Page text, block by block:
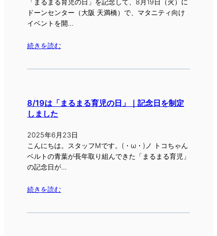
「まるまる育児の日」を記念して、8月19日（火）に
ドーンセンター（大阪 天満橋）で、マタニティ向け
イベントを開…
続きを読む
8/19は「まるまる育児の日」｜記念日を制定
しました
2025年6月23日
こんにちは。スタッフMです。(・ω・)ノ トコちゃん
ベルトの青葉が長年取り組んできた「まるまる育児」
の記念日が…
続きを読む